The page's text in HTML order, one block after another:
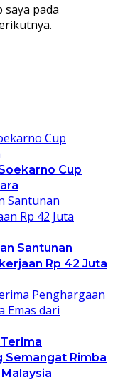
saya pada
Cup
Santunan
Rp 42 Juta
Rimba